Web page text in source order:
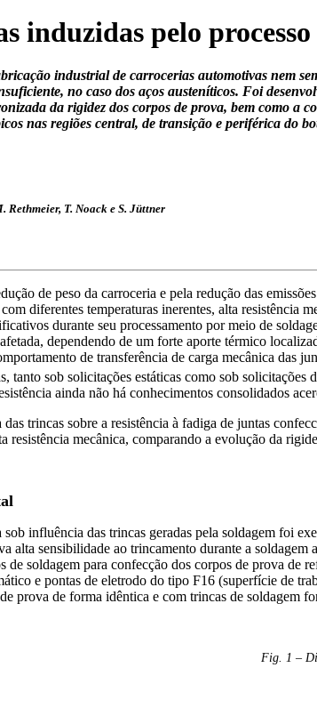
induzidas pelo
industrial de carrocerias automotivas nem
no caso dos aços austeníticos. Foi
da rigidez dos corpos de prova, bem como a
nas regiões central, de transição e periférica do
Rethmeier, T. Noack e S. Jüttner
de peso da carroceria e pela redução das
diferentes temperaturas inerentes, alta resistência
durante seu processamento por meio de
dependendo de um forte aporte térmico
de transferência de carga mecânica das
tanto sob solicitações estáticas como sob solicitações
ainda não há conhecimentos consolidados
trincas sobre a resistência à fadiga de juntas
resistência mecânica, comparando a evolução da
influência das trincas geradas pela soldagem foi
alta sensibilidade ao trincamento durante a
de soldagem para confecção dos corpos de prova
e pontas de eletrodo do tipo F16 (superfície de
prova de forma idêntica e com trincas de soldagem
Fig. 1 –